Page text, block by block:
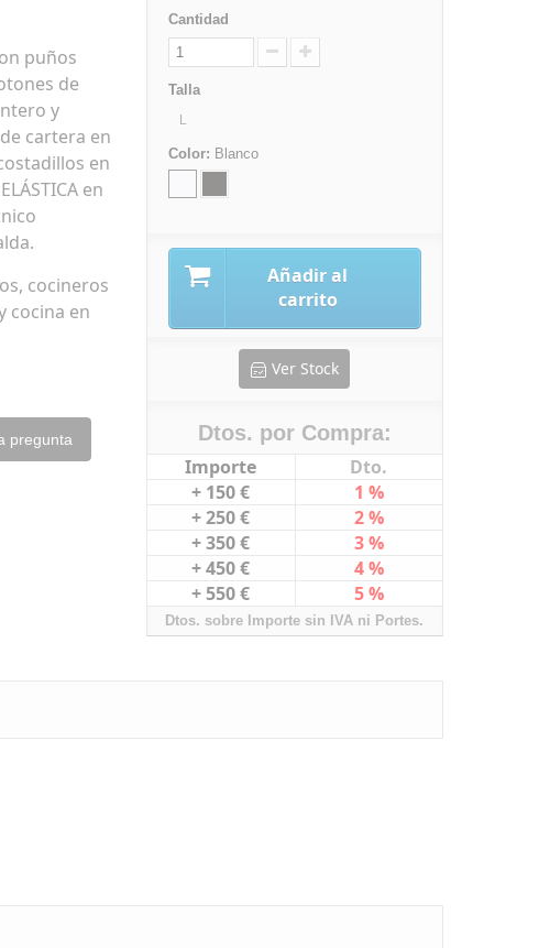
puños
de
y
cartera en
en
en
cocineros
cocina en
pregunta
Cantidad
Talla
L
Color: Blanco
Añadir al
carrito
Ver Stock
Dtos. por Compra:
Importe
Dto.
+ 150 €
1 %
+ 250 €
2 %
+ 350 €
3 %
+ 450 €
4 %
+ 550 €
5 %
Dtos. sobre Importe sin IVA ni Portes.